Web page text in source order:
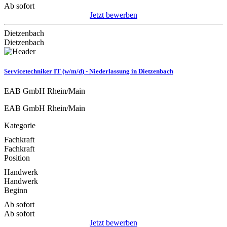
Ab sofort
Jetzt bewerben
Dietzenbach
Dietzenbach
Servicetechniker IT (w/m/d) - Niederlassung in Dietzenbach
EAB GmbH Rhein/Main
EAB GmbH Rhein/Main
Kategorie
Fachkraft
Fachkraft
Position
Handwerk
Handwerk
Beginn
Ab sofort
Ab sofort
Jetzt bewerben